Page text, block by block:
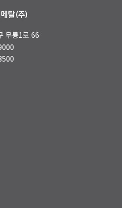
무룡1로 66